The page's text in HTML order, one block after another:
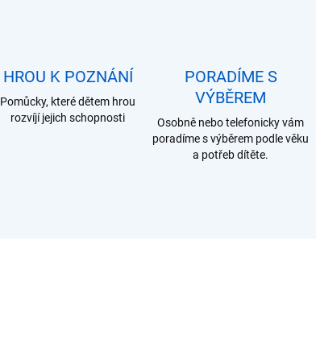
HROU K POZNÁNÍ
Pomůcky, které dětem hrou
rozvíjí jejich schopnosti
PORADÍME S
VÝBĚREM
Osobně nebo telefonicky vám
poradíme s výběrem podle věku
a potřeb dítěte.